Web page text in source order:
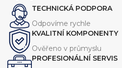
TECHNICKÁ PODPORA
Odpovíme rychle
KVALITNÍ KOMPONENTY
Ověřeno v průmyslu
PROFESIONÁLNÍ SERVIS